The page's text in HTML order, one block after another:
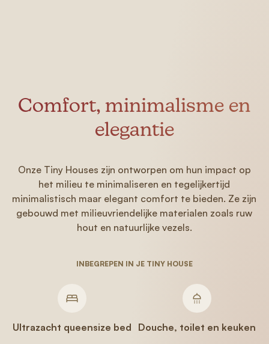
Comfort, minimalisme en
elegantie
Onze Tiny Houses zijn ontworpen om hun impact op
het milieu te minimaliseren en tegelijkertijd
minimalistisch maar elegant comfort te bieden. Ze zijn
gebouwd met milieuvriendelijke materialen zoals ruw
hout en natuurlijke vezels.
INBEGREPEN IN JE TINY HOUSE
Ultrazacht queensize bed Douche, toilet en keuken